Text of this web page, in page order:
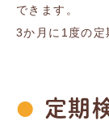
できます。
3か月に1度の定
定期